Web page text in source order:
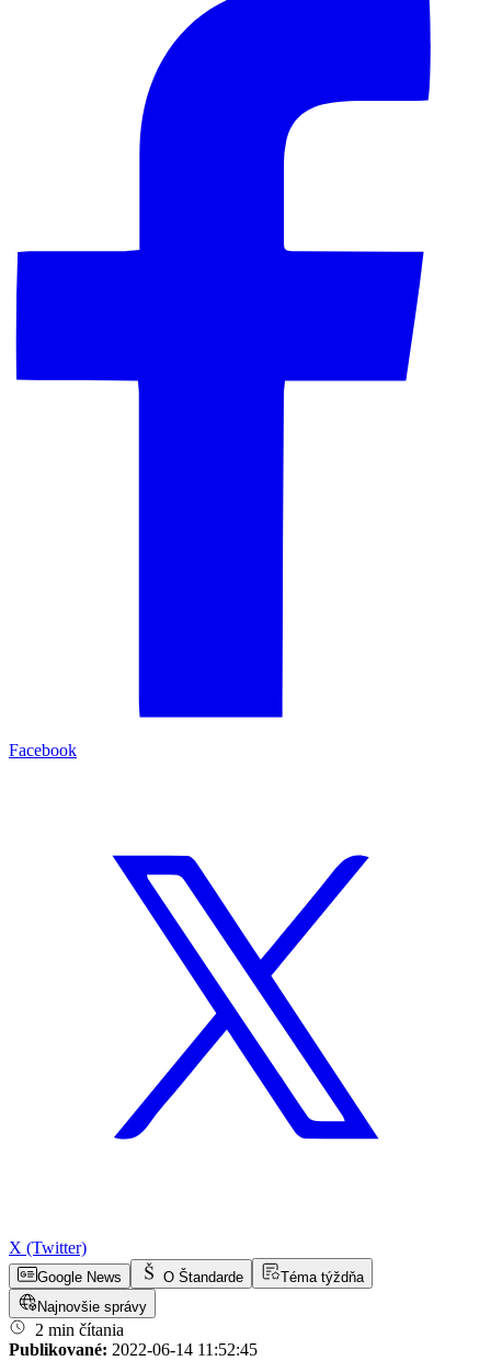
Facebook
X (Twitter)
Google News O Štandarde
Téma týždňa
Najnovšie správy
2 min čítania
Publikované: 2022-06-14 11:52:45